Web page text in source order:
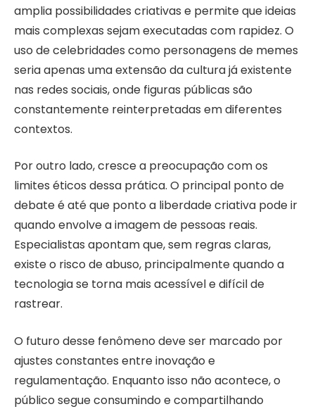
amplia possibilidades criativas e permite que ideias
mais complexas sejam executadas com rapidez. O
uso de celebridades como personagens de memes
seria apenas uma extensão da cultura já existente
nas redes sociais, onde figuras públicas são
constantemente reinterpretadas em diferentes
contextos.
Por outro lado, cresce a preocupação com os
limites éticos dessa prática. O principal ponto de
debate é até que ponto a liberdade criativa pode ir
quando envolve a imagem de pessoas reais.
Especialistas apontam que, sem regras claras,
existe o risco de abuso, principalmente quando a
tecnologia se torna mais acessível e difícil de
rastrear.
O futuro desse fenômeno deve ser marcado por
ajustes constantes entre inovação e
regulamentação. Enquanto isso não acontece, o
público segue consumindo e compartilhando